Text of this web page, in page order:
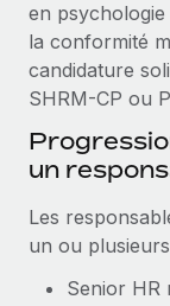
en
la conformité
candidature
SHRM-CP ou
un
Les
un ou
Senior HR